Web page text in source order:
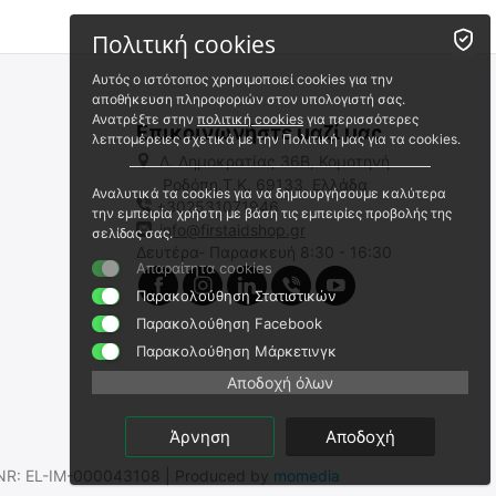
ΤΖΑΜΙ ΦΑΚΟΥ NITECORE για
SRT6 με διάμετρο 31mm
Άμεσα διαθέσιμο
Αποστολή σε 1 εως 3
εργάσιμες
(χωρίς ΦΠΑ)
ΤΖΑΜΙ ΦΑΚΟΥ NITECORE για
MH40GTR με διάμετρο 64mm
9110101009
Άμεσα διαθέσιμο
Αποστολή σε 1 εως 3
εργάσιμες
€11.00
€8.87(χωρίς ΦΠΑ)
Επικοινωνήστε μαζί μας
Λ. Δημοκρατίας 36Β, Κομοτηνή
Ροδόπη,Τ.Κ. 69133, Ελλάδα
+302531071946
info@firstaidshop.gr
Δευτέρα- Παρασκευή 8:30 - 16:30
EL-IM-000043108 | Produced by momedia
Πολιτική cookies
Αυτός ο ιστότοπος χρησιμοποιεί cookies για την
αποθήκευση πληροφοριών στον υπολογιστή σας.
Ανατρέξτε στην πολιτική cookies για περισσότερες
λεπτομέρειες σχετικά με την Πολιτική μας για τα cookies.
Αναλυτικά τα cookies για να δημιουργήσουμε καλύτερα
την εμπειρία χρήστη με βάση τις εμπειρίες προβολής της
σελίδας σας.
Απαραίτητα cookies
Παρακολούθηση Στατιστικών
Παρακολούθηση Facebook
Παρακολούθηση Μάρκετινγκ
Αποδοχή όλων
Άρνηση Αποδοχή